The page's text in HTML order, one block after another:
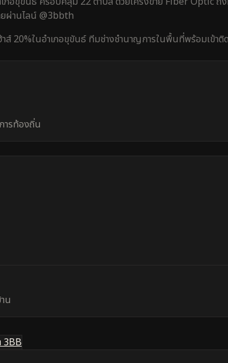
านไลน์ @3bbth
ส์ 20%ในอำเภอขุขันธ์ ทีมช่างชำนาญการในพื้นที่พร้อมเข้าติ
ารท้องถิ่น
น
3BB